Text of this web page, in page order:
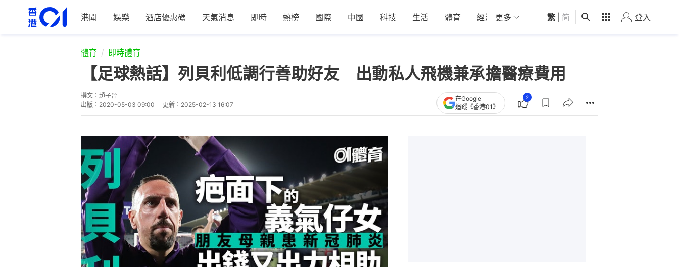
港聞 娛樂 酒店優惠碼 天氣消息 即時 熱榜 國際 中國 科技 生活 體育 經濟 01深圳 觀點 健康 好食玩飛
更多 繁 简 登入
體育 即時體育
【足球熱話】列貝利低調行善助好友 出動私人飛機兼承擔醫療費用
撰文： 趙子晉
出版： 2020-05-03 09:00 更新： 2025-02-13 16:07
在Google
追蹤《香港01》
2